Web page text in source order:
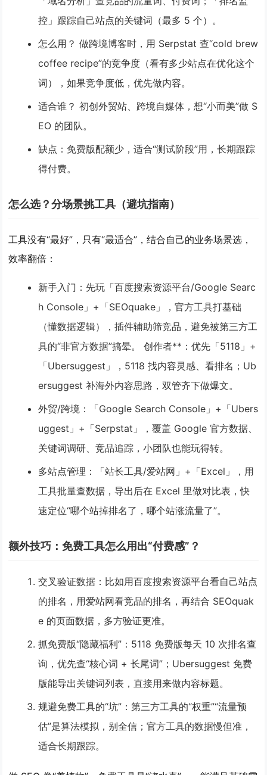
控」跟踪自己站点的关键词（最多 5 个）。
怎么用？ 做跨境博客时，用 Serpstat 查“cold brew
coffee recipe”的竞争度（看有多少站点在优化这个
词），如果竞争度低，优先做内容。
适合谁？ 初创外贸站、跨境自媒体，想“小而美”做 S
EO 的团队。
缺点 ：免费版配额少，适合“测试阶段”用，长期跟踪
得付费。
怎么选？分场景挑工具（避坑指南）
工具没有“最好”，只有“最适合”，结合自己的业务场景选，
效率翻倍：
新手入门 ：先玩「百度搜索资源平台/Google Searc
h Console」+「SEOquake」，官方工具打基础
（懂数据逻辑），插件辅助筛竞品，避免被第三方工
具的“非官方数据”搞晕。 创作者**：优先「5118」+
「Ubersuggest」，5118 找内容灵感、看排名；Ub
ersuggest 补海外内容思路，双管齐下做爆文。
外贸/跨境 ：「Google Search Console」+「Ubers
uggest」+「Serpstat」，覆盖 Google 官方数据、
关键词调研、竞品追踪，小团队也能玩得转。
多站点管理 ：「站长工具/爱站网」+「Excel」，用
工具批量查数据，导出后在 Excel 里做对比表，快
速定位“哪个站掉排名了，哪个站涨流量了”。
额外技巧：免费工具怎么用出“付费感”？
交叉验证数据 ：比如用百度搜索资源平台看自己站点
的排名，用爱站网看竞品的排名，再结合 SEOquak
e 的页面数据，多方验证更准。
抓免费版“隐藏福利” ：5118 免费版每天 10 次排名查
询，优先查“核心词 + 长尾词”；Ubersuggest 免费
版能导出关键词列表，直接用来做内容标题。
规避免费工具的“坑” ：第三方工具的“权重”“流量预
估”是算法模拟，别全信；官方工具的数据慢但准，
适合长期跟踪。